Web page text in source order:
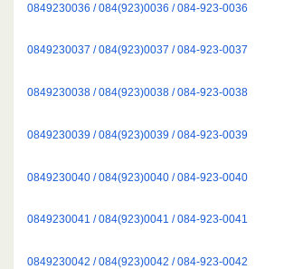
0849230036 / 084(923)0036 / 084-923-0036
0849230037 / 084(923)0037 / 084-923-0037
0849230038 / 084(923)0038 / 084-923-0038
0849230039 / 084(923)0039 / 084-923-0039
0849230040 / 084(923)0040 / 084-923-0040
0849230041 / 084(923)0041 / 084-923-0041
0849230042 / 084(923)0042 / 084-923-0042